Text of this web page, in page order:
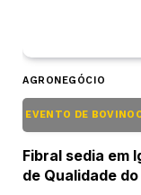
AGRONEGÓCIO
EVENTO DE
Fibral sedia em
de Qualidade